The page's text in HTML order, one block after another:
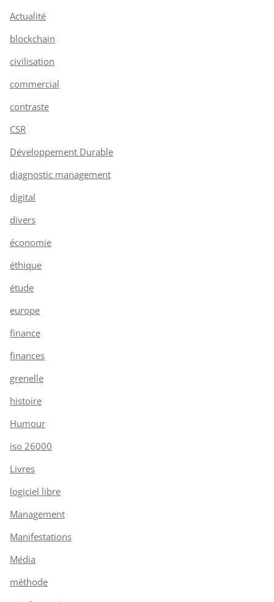
Actualité
blockchain
civilisation
commercial
contraste
CSR
Développement Durable
diagnostic management
digital
divers
économie
éthique
étude
europe
finance
finances
grenelle
histoire
Humour
iso 26000
Livres
logiciel libre
Management
Manifestations
Média
méthode